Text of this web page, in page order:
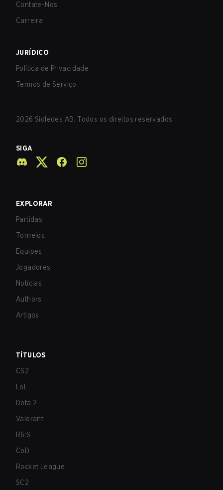
Contate-Nos
Carreira
JURÍDICO
Política de Privacidade
Termos de Serviço
2026 Sidledes AB. Todos os direitos reservados.
SIGA
EXPLORAR
Partidas
Torneios
Equipes
Jogadores
Notícias
Authors
Artigos
TÍTULOS
CS2
LoL
Dota 2
Valorant
R6:S
CoD
Rocket League
SC2